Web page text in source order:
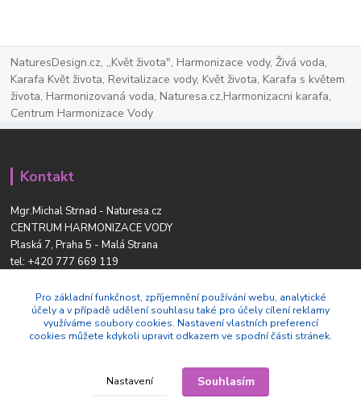
NaturesDesign.cz, ,,Květ života", Harmonizace vody, Živá voda,
Karafa Květ života, Revitalizace vody, Květ života, Karafa s květem
života, Harmonizovaná voda, Naturesa.cz,Harmonizacni karafa,
Centrum Harmonizace Vody
Kontakt
Mgr.Michal Strnad - Naturesa.cz
CENTRUM HARMONIZACE VODY
Plaská 7, Praha 5 - Malá Strana
tel: +420 777 669 119
naturesa@email.cz
Pro základní funkčnost, zpříjemnění používání webu, analytické
účely a v případě udělení souhlasu také pro účely cílení reklamy
využíváme soubory cookies. Nastavení vlastních preferencí
cookies můžete kdykoli upravit odkazem ve spodní části stránek.
Nastavení Souhlasím